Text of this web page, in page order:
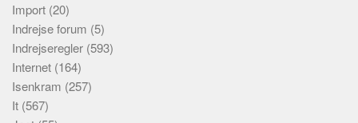
Import (20)
Indrejse forum (5)
Indrejseregler (593)
Internet (164)
Isenkram (257)
It (567)